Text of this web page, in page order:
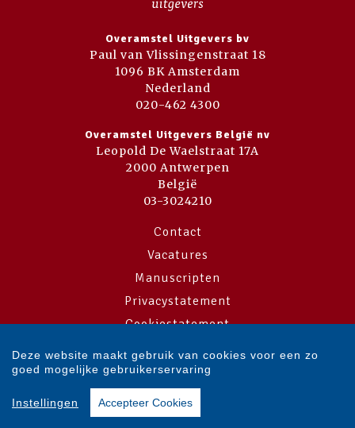
Overamstel Uitgevers bv
Paul van Vlissingenstraat 18
1096 BK Amsterdam
Nederland
020-462 4300
Overamstel Uitgevers België nv
Leopold De Waelstraat 17A
2000 Antwerpen
België
03-3024210
Contact
Vacatures
Manuscripten
Privacystatement
Cookiestatement
Cookie-instellingen
Copyright © 2007-2026 Overamstel Uitgevers - Alle rechten voorbehouden
- Ontwerp door
Deze website maakt gebruik van cookies voor een zo
goed mogelijke gebruikerservaring
Instellingen Accepteer Cookies